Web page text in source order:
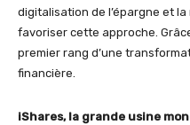
digitalisation de l’épargne et
favoriser cette approche.
premier rang d’une
financière.
iShares, la grande usine